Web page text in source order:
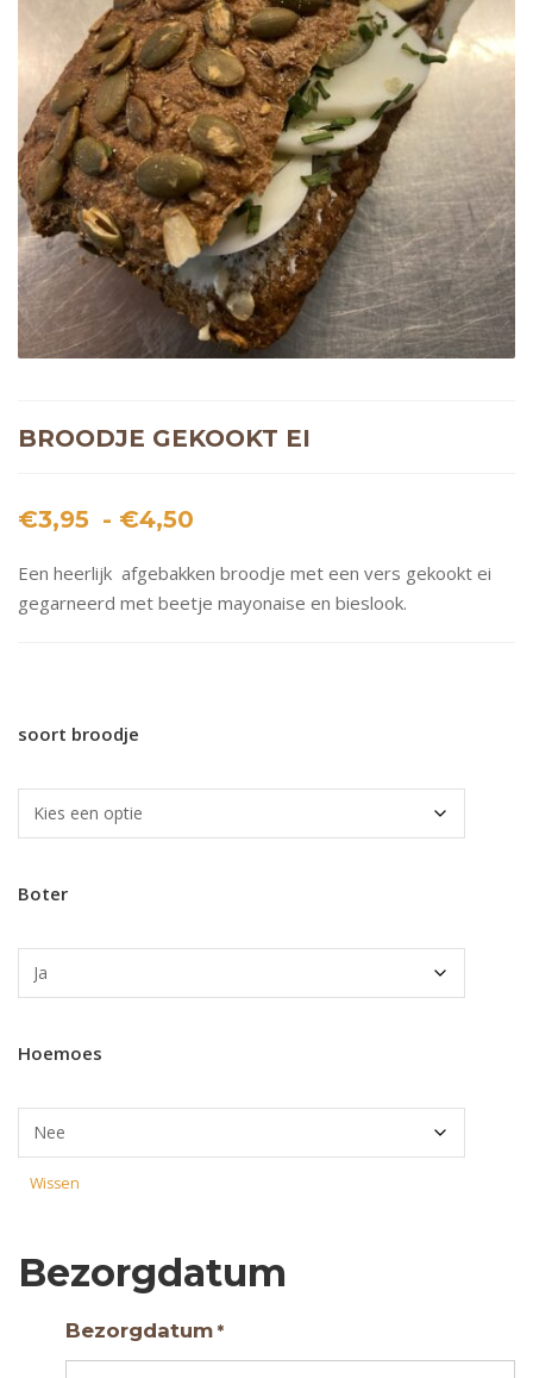
BROODJE GEKOOKT EI
€3,95 - €4,50
tot
€4,50
Een heerlijk afgebakken broodje met een vers gekookt ei
gegarneerd met beetje mayonaise en bieslook.
soort broodje
Boter
Hoemoes
Wissen
Bezorgdatum
Bezorgdatum *